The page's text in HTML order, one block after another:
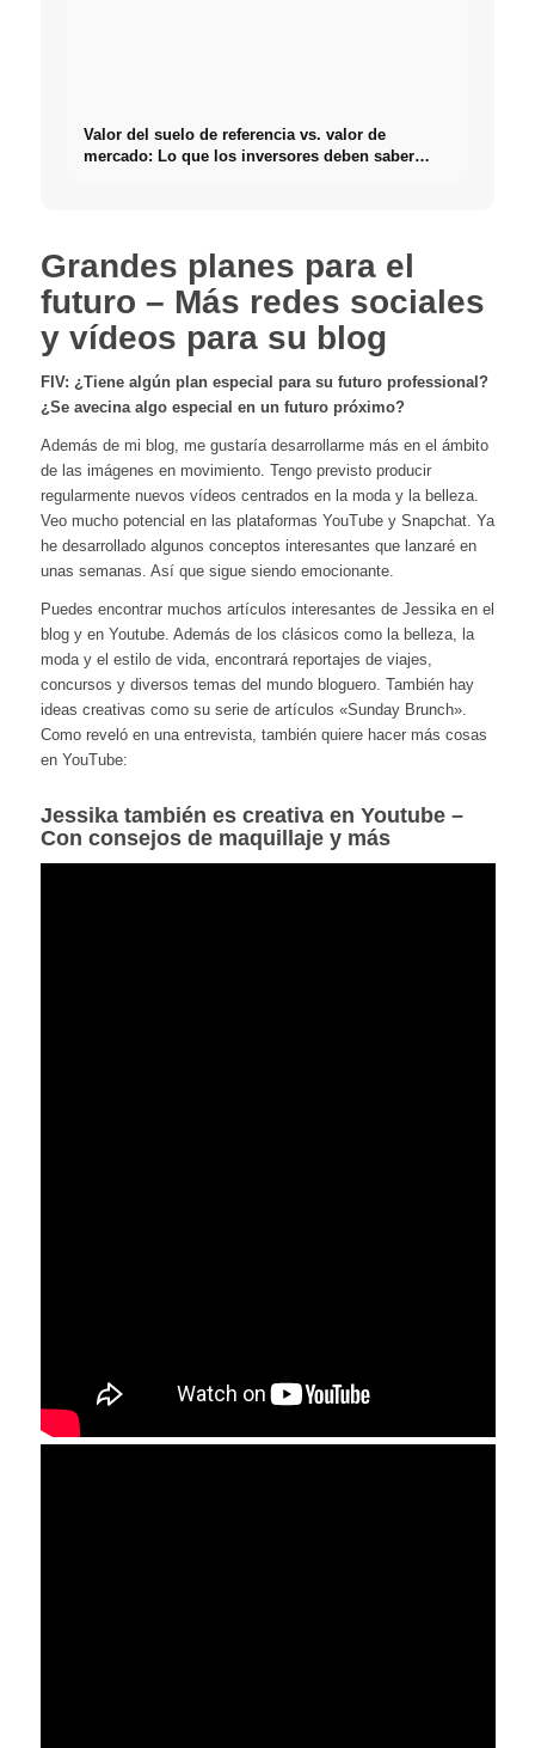
Valor del suelo de referencia vs. valor de
mercado: Lo que los inversores deben saber
Grandes planes para el
futuro – Más redes sociales
y vídeos para su blog
FIV: ¿Tiene algún plan especial para su futuro professional?
¿Se avecina algo especial en un futuro próximo?
Además de mi blog, me gustaría desarrollarme más en el ámbito
de las imágenes en movimiento. Tengo previsto producir
regularmente nuevos vídeos centrados en la moda y la belleza.
Veo mucho potencial en las plataformas YouTube y Snapchat. Ya
he desarrollado algunos conceptos interesantes que lanzaré en
unas semanas. Así que sigue siendo emocionante.
Puedes encontrar muchos artículos interesantes de Jessika en el
blog y en Youtube. Además de los clásicos como la belleza, la
moda y el estilo de vida, encontrará reportajes de viajes,
concursos y diversos temas del mundo bloguero. También hay
ideas creativas como su serie de artículos «Sunday Brunch».
Como reveló en una entrevista, también quiere hacer más cosas
en YouTube:
Jessika también es creativa en Youtube –
Con consejos de maquillaje y más